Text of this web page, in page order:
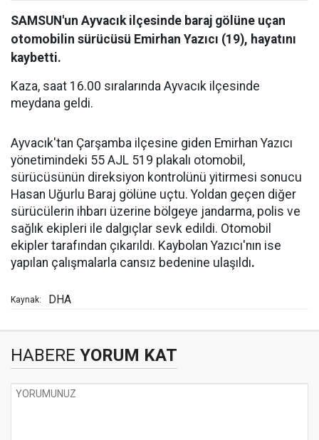
SAMSUN'un Ayvacık ilçesinde baraj gölüne uçan
otomobilin sürücüsü Emirhan Yazıcı (19), hayatını
kaybetti.
Kaza, saat 16.00 sıralarında Ayvacık ilçesinde
meydana geldi.
Ayvacık'tan Çarşamba ilçesine giden Emirhan Yazıcı
yönetimindeki 55 AJL 519 plakalı otomobil,
sürücüsünün direksiyon kontrolünü yitirmesi sonucu
Hasan Uğurlu Baraj gölüne uçtu. Yoldan geçen diğer
sürücülerin ihbarı üzerine bölgeye jandarma, polis ve
sağlık ekipleri ile dalgıçlar sevk edildi. Otomobil
ekipler tarafından çıkarıldı. Kaybolan Yazıcı'nın ise
yapılan çalışmalarla cansız bedenine ulaşıldı.
Kaynak: DHA
HABERE YORUM KAT